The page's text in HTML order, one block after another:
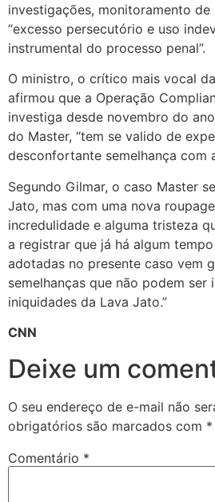
investigações, monitoramento
“excesso persecutório e uso
instrumental do processo penal”.
O ministro, o crítico mais vocal
afirmou que a Operação
investiga desde novembro do
do Master, “tem se valido de
desconfortante semelhança com
Segundo Gilmar, o caso Master
Jato, mas com uma nova
incredulidade e alguma tristeza
a registrar que já há algum
adotadas no presente caso vem
semelhanças que não podem ser
iniquidades da Lava Jato.”
CNN
Deixe um
O seu endereço de e-mail não
obrigatórios são marcados com *
Comentário *